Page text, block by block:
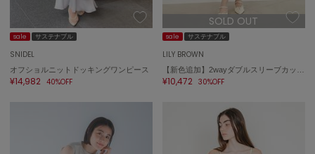
sale サステナブル
SNIDEL
オフショルニットドッキングワンピース
¥14,982 40%OFF
SOLD OUT
sale サステナブル
LILY BROWN
¥10,472 30%OFF